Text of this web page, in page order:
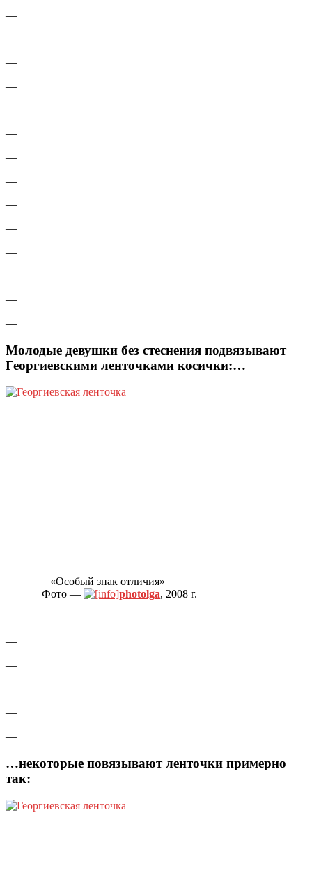
—
—
—
—
—
—
—
—
—
—
—
—
—
—
Молодые девушки без стеснения подвязывают
Георгиевскими ленточками косички:…
«Особый знак отличия»
Фото —
photolga, 2008 г.
—
—
—
—
—
—
…некоторые повязывают ленточки примерно
так: